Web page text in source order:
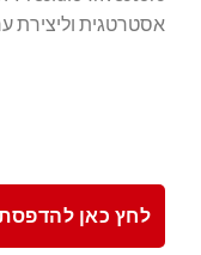
אסטרטגית וליצירת
לחץ כאן